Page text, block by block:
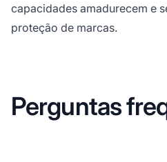
capacidades amadurecem e
proteção de marcas.
Perguntas